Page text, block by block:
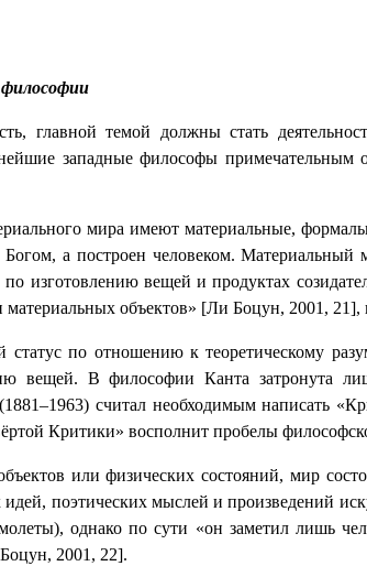
философии
главной темой должны стать
западные философы
мира имеют материальные,
а построен человеком.
изготовлению вещей и продуктах
объектов» [Ли Боцун, 2001, 21],
по отношению к теоретическому
вещей. В философии Канта затронута
считал необходимым написать
Критики» восполнит пробелы
или физических состояний, мир
поэтических мыслей и произведений
однако по сути «он заметил лишь
2001, 22].